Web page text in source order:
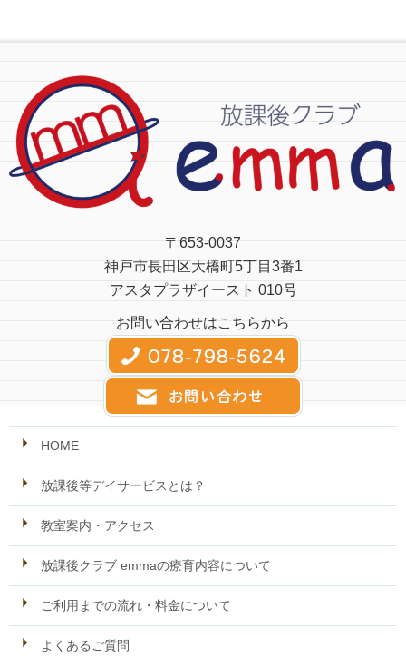
〒653-0037
神戸市長田区大橋町5丁目3番1
アスタプラザイースト 010号
お問い合わせはこちらから
HOME
放課後等デイサービスとは？
教室案内・アクセス
放課後クラブ emmaの療育内容について
ご利用までの流れ・料金について
よくあるご質問